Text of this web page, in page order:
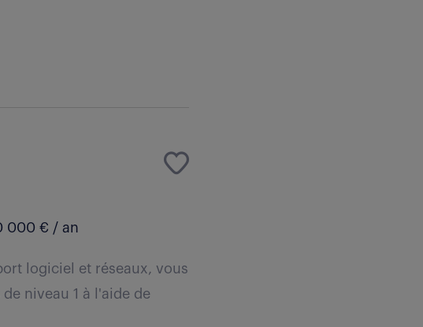
000 € / an
logiciel et réseaux, vous
niveau 1 à l'aide de